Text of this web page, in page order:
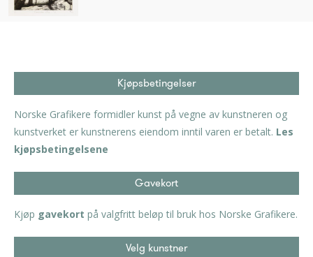
Kjøpsbetingelser
Norske Grafikere formidler kunst på vegne av kunstneren og
kunstverket er kunstnerens eiendom inntil varen er betalt. Les
kjøpsbetingelsene
Gavekort
Kjøp gavekort på valgfritt beløp til bruk hos Norske Grafikere.
Velg kunstner